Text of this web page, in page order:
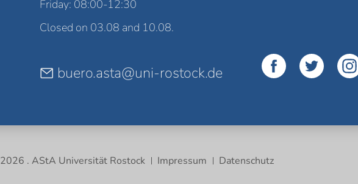
Friday: 08:00-12:30
Closed on 03.08 and 10.08.
buero.asta@uni-rostock.de
2026 . AStA Universität Rostock Impressum Datenschutz